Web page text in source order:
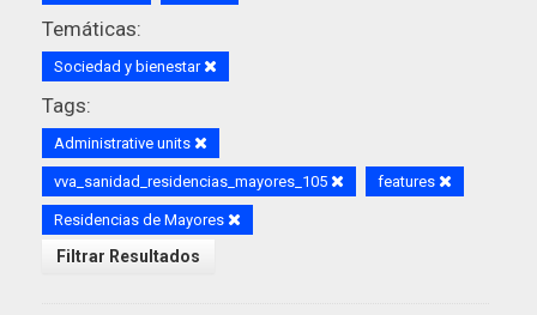
Temáticas:
Sociedad y bienestar
Tags:
Administrative units
vva_sanidad_residencias_mayores_105 features
Residencias de Mayores
Filtrar Resultados